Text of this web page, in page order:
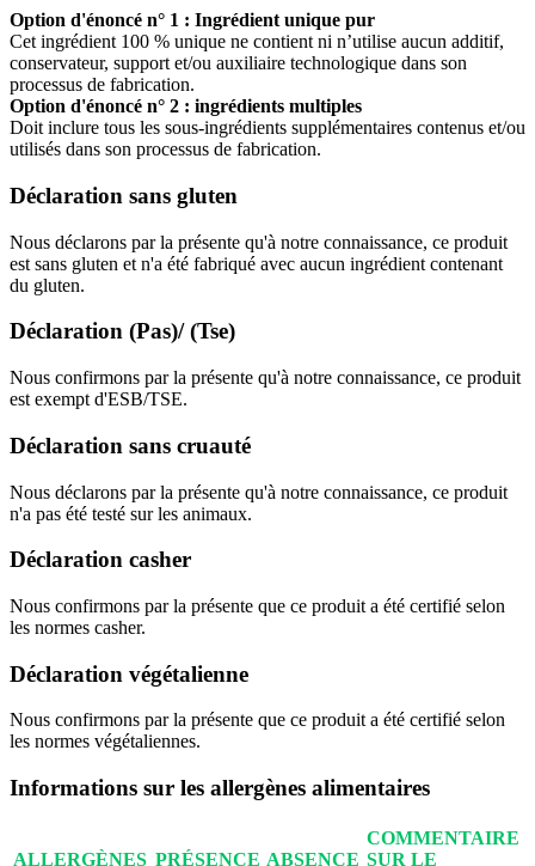
Option d'énoncé n° 1 : Ingrédient unique pur
Cet ingrédient 100 % unique ne contient ni n’utilise aucun additif,
conservateur, support et/ou auxiliaire technologique dans son
processus de fabrication.
Option d'énoncé n° 2 : ingrédients multiples
Doit inclure tous les sous-ingrédients supplémentaires contenus et/ou
utilisés dans son processus de fabrication.
Déclaration sans gluten
Nous déclarons par la présente qu'à notre connaissance, ce produit
est sans gluten et n'a été fabriqué avec aucun ingrédient contenant
du gluten.
Déclaration (Pas)/ (Tse)
Nous confirmons par la présente qu'à notre connaissance, ce produit
est exempt d'ESB/TSE.
Déclaration sans cruauté
Nous déclarons par la présente qu'à notre connaissance, ce produit
n'a pas été testé sur les animaux.
Déclaration casher
Nous confirmons par la présente que ce produit a été certifié selon
les normes casher.
Déclaration végétalienne
Nous confirmons par la présente que ce produit a été certifié selon
les normes végétaliennes.
Informations sur les allergènes alimentaires
ALLERGÈNES PRÉSENCE ABSENCE
COMMENTAIRE
SUR LE